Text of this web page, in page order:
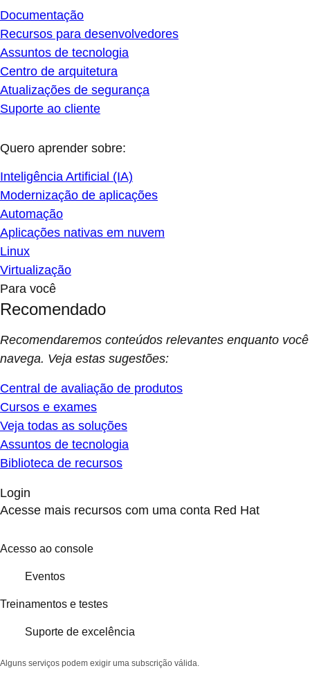
Documentação
Recursos para desenvolvedores
Assuntos de tecnologia
Centro de arquitetura
Atualizações de segurança
Suporte ao cliente
Quero aprender sobre:
Inteligência Artificial (IA)
Modernização de aplicações
Automação
Aplicações nativas em nuvem
Linux
Virtualização
Para você
Recomendado
Recomendaremos conteúdos relevantes enquanto você
navega. Veja estas sugestões:
Central de avaliação de produtos
Cursos e exames
Veja todas as soluções
Assuntos de tecnologia
Biblioteca de recursos
Login
Acesse mais recursos com uma conta Red Hat
Acesso ao console
Eventos
Treinamentos e testes
Suporte de excelência
Alguns serviços podem exigir uma subscrição válida.